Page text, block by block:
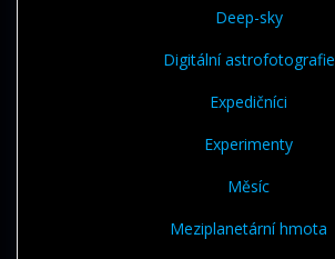
Deep-sky
Digitální astrofotografie
Expedičníci
Experimenty
Měsíc
Meziplanetární hmota